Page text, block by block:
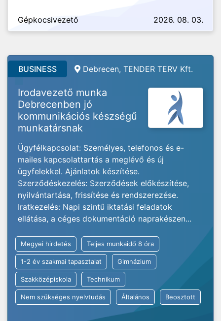
Gépkocsivezető 2026. 08. 03.
BUSINESS Debrecen, TENDER TERV Kft.
Irodavezető munka
Debrecenben jó
kommunikációs készségű
munkatársnak
Ügyfélkapcsolat: Személyes, telefonos és e-
mailes kapcsolattartás a meglévő és új
ügyfelekkel. Ajánlatok készítése.
Szerződéskezelés: Szerződések előkészítése,
nyilvántartása, frissítése és rendszerezése.
Iratkezelés: Napi szintű iktatási feladatok
ellátása, a céges dokumentáció naprakészen...
Megyei hirdetés Teljes munkaidő 8 óra
1-2 év szakmai tapasztalat Gimnázium
Szakközépiskola Technikum
Nem szükséges nyelvtudás Általános Beosztott